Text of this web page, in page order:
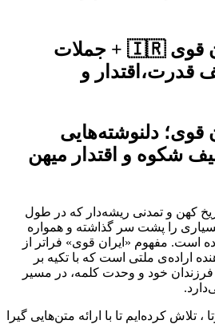
متن در مورد ایران قوی 🇮🇷 + جملات
و
قوی؛ دلنوشته‌هایی
شکوه و اقتدار میهن
کهن و تمدنی ریشه‌دار که در طول
را پشت سر گذاشته و همواره
است. مفهوم «ایران قوی» فراتر از
اراده‌ی ملتی است که با تکیه بر
خود و وحدت کلمه، در مسیر
تلاش کرده‌ایم تا با ارائه متن‌هایی گیرا